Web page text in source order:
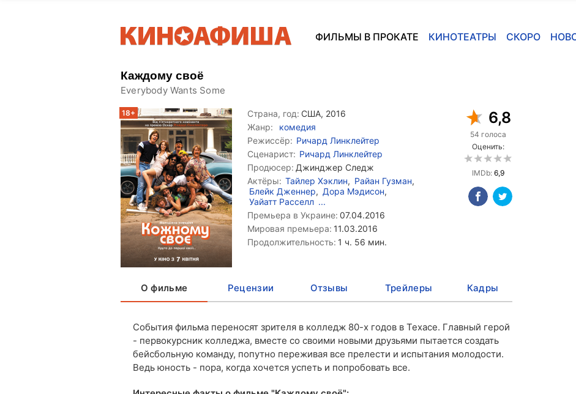
ФИЛЬМЫ В ПРОКАТЕ КИНОТЕАТРЫ СКОРО
Каждому своё
Everybody Wants Some
18+ Страна, год: США, 2016
Жанр:
комедия
Режиссёр: Ричард Линклейтер
Сценарист: Ричард Линклейтер
Продюсер: Джинджер Следж
Актёры: Тайлер Хэклин, Райан Гузман,
Блейк Дженнер, Дора Мэдисон,
Уайатт Расселл ...
Премьера в Украине: 07.04.2016
Мировая премьера: 11.03.2016
Продолжительность: 1 ч. 56 мин.
6,8
54 голоса
Оценить:
IMDb: 6,9
О фильме Рецензии Отзывы Трейлеры Кадры
События фильма переносят зрителя в колледж 80-х годов в Техасе. Главный герой
- первокурсник колледжа, вместе со своими новыми друзьями пытается создать
бейсбольную команду, попутно переживая все прелести и испытания молодости.
Ведь юность - пора, когда хочется успеть и попробовать все.